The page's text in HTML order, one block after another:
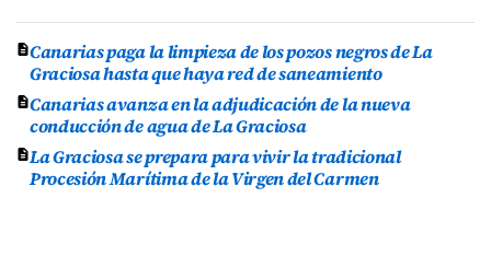
Canarias paga la limpieza de los pozos negros de La
Graciosa hasta que haya red de saneamiento
Canarias avanza en la adjudicación de la nueva
conducción de agua de La Graciosa
La Graciosa se prepara para vivir la tradicional
Procesión Marítima de la Virgen del Carmen